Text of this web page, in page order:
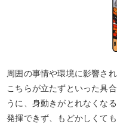
周囲の事情や環境に影響さ
こちらが立たずといった具
うに、身動きがとれなくな
発揮できず、もどかしくて